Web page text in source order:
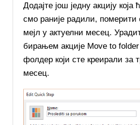
Додајте још једну акцију
смо раније радили, померити
мејл у актуелни месец.
бирањем акције Move to
фолдер који сте креирали за
месец.